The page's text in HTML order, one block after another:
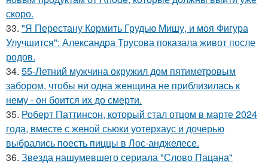
скоро.
33. "Я Перестану Кормить Грудью Мишу, и моя Фигура
Улучшится": Александра Трусова показала живот после
родов.
34. 55-Летний мужчина окружил дом пятиметровым
забором, чтобы ни одна женщина не приблизилась к
нему - он боится их до смерти.
35. Роберт Паттинсон, который стал отцом в марте 2024
года, вместе с женой сьюки уотерхаус и дочерью
выбрались поесть пиццы в Лос-анджелесе.
36. Звезда нашумевшего сериала "Слово Пацана"